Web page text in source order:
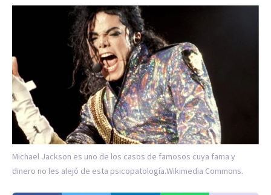
Michael Jackson es uno de los casos de famosos cuya fama y
dinero no les alejó de esta psicopatología.Wikimedia Commons.